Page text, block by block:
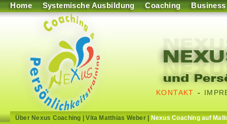
Home Systemische Ausbildung Coaching Business
KONTAKT -
Über Nexus Coaching |Vita Matthias Weber| Nexus Coaching auf